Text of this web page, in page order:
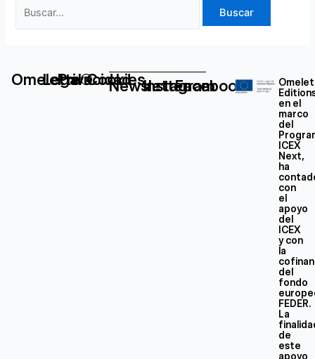
Omelette®
Legal
Privacidad
Cookies
Newsletter
Instagram
Facebook
en el
marco
del
ICEX
Next,
ha
con
el
apoyo
del
ICEX
y con
la
del
fondo
FEDER.
La
de
este
apoyo